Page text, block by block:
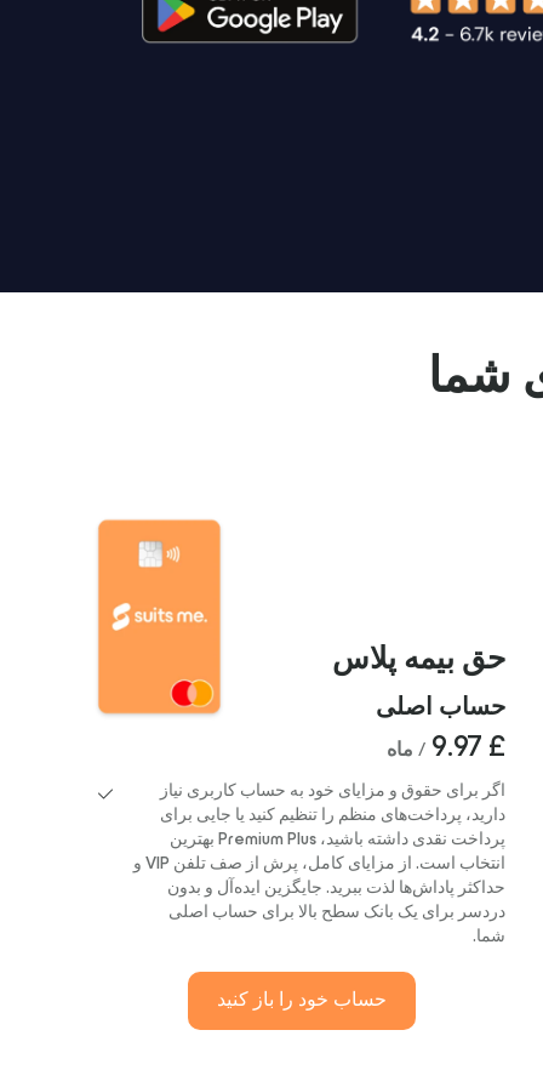
شما
حق بیمه پلاس
حساب اصلی
£ 9.97 / ماه
اگر برای حقوق و مزایای خود به حساب کاربری نیاز
دارید، پرداخت‌های منظم را تنظیم کنید یا جایی برای
پرداخت نقدی داشته باشید، Premium Plus بهترین
انتخاب است. از مزایای کامل، پرش از صف تلفن VIP و
حداکثر پاداش‌ها لذت ببرید. جایگزین ایده‌آل و بدون
دردسر برای یک بانک سطح بالا برای حساب اصلی
شما.
حساب خود را باز کنید